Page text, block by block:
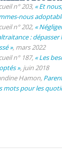
n° 203, « Et
nous
n° 202, «
: dépasser
», mars 2022
n° 187, « Les
», juin 2018
Hamon,
mots pour les